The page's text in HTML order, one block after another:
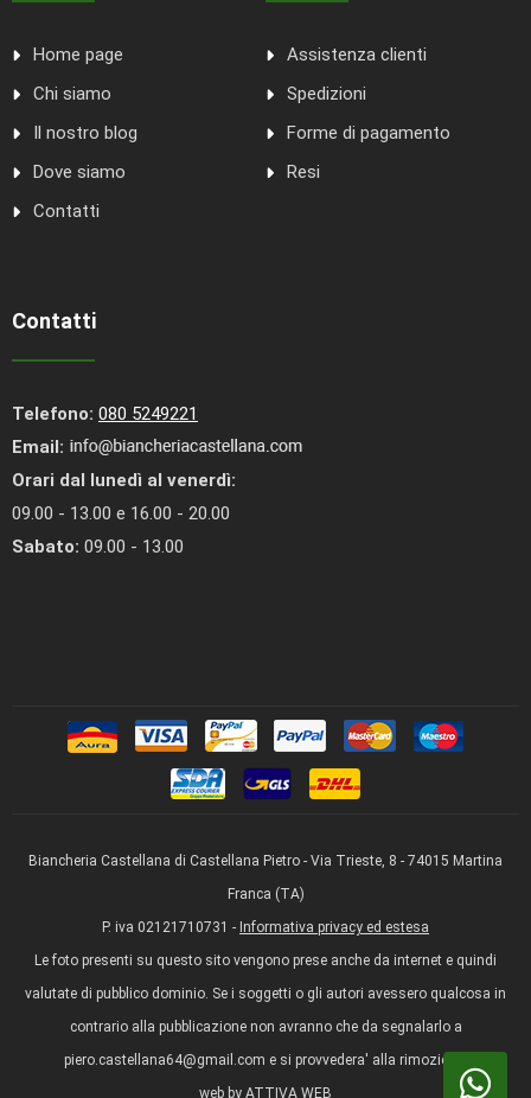
Home page
Chi siamo
Il nostro blog
Dove siamo
Contatti
Assistenza clienti
Spedizioni
Forme di pagamento
Resi
Contatti
Telefono: 080 5249221
Email:
Orari dal lunedì al venerdì:
09.00 - 13.00 e 16.00 - 20.00
Sabato: 09.00 - 13.00
Biancheria Castellana di Castellana Pietro - Via Trieste, 8 - 74015 Martina
Franca (TA)
P. iva 02121710731 - Informativa privacy ed estesa
Le foto presenti su questo sito vengono prese anche da internet e quindi
valutate di pubblico dominio. Se i soggetti o gli autori avessero qualcosa in
contrario alla pubblicazione non avranno che da segnalarlo a
piero.castellana64@gmail.com e si provvedera' alla rimozione.
web by ATTIVA WEB